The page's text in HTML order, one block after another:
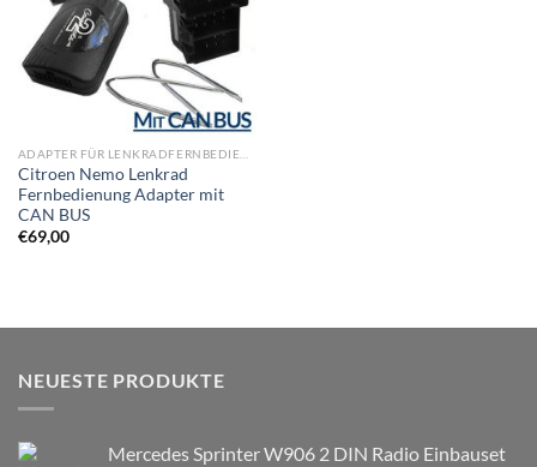
Citroen Nemo Lenkrad
Fernbedienung Adapter mit
CAN BUS
€69,00
NEUESTE PRODUKTE
Mercedes Sprinter W906 2 DIN Radio Einbauset